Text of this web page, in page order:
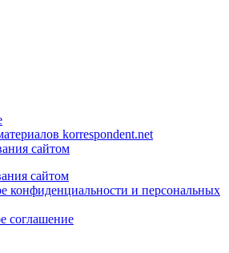
korrespondent.net
сайтом
сайтом
конфиденциальности и персональных
соглашение